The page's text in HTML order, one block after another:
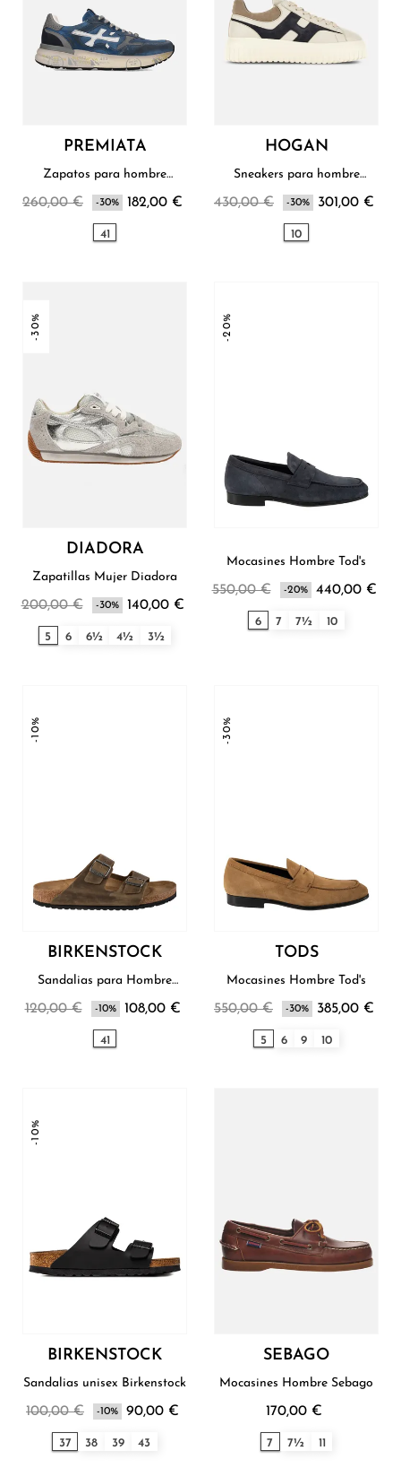
PREMIATA
Zapatos para hombre
260,00 € -30% 182,00 €
41
HOGAN
Sneakers para hombre
430,00 € -30% 301,00 €
10
-30%
DIADORA
Zapatillas Mujer Diadora
200,00 € -30% 140,00 €
5 6 6½ 4½ 3½
-20%
Mocasines Hombre Tod's
550,00 € -20% 440,00 €
6 7 7½ 10
-10%
BIRKENSTOCK
Sandalias para Hombre
120,00 € -10% 108,00 €
41
-30%
TODS
Mocasines Hombre Tod's
550,00 € -30% 385,00 €
5 6 9 10
-10%
BIRKENSTOCK
Sandalias unisex Birkenstock
100,00 € -10% 90,00 €
37 38 39 43
SEBAGO
Mocasines Hombre Sebago
170,00 €
7 7½ 11